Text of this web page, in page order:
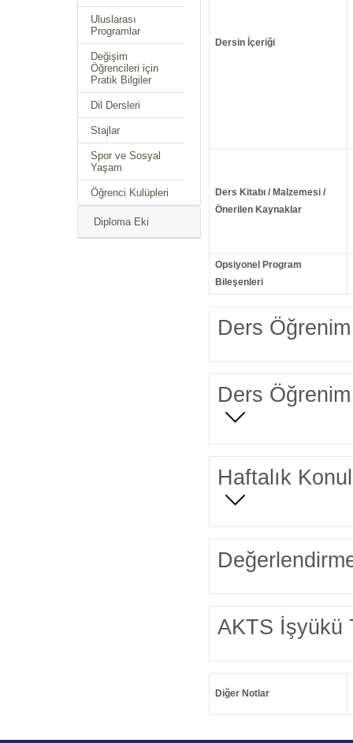
Uluslarası
Programlar
Değişim
Öğrencileri için
Pratik Bilgiler
Dil Dersleri
Stajlar
Spor ve Sosyal
Yaşam
Öğrenci Kulüpleri
Diploma Eki
Dersin İçeriği
Ders Kitabı / Malzemesi /
Önerilen Kaynaklar
Opsiyonel Program
Bileşenleri
Ders Öğrenim
Ders Öğrenim
Haftalık
AKTS İşyükü
Diğer Notlar